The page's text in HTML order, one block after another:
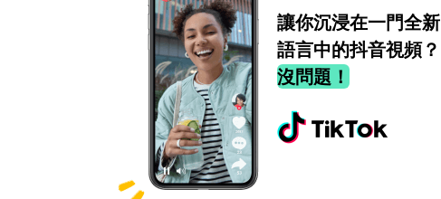
讓你沉浸在一門全新
語言中的抖音視頻？
沒問題！